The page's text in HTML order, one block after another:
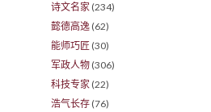
诗文名家 (234)
懿德高逸 (62)
能师巧匠 (30)
军政人物 (306)
科技专家 (22)
浩气长存 (76)